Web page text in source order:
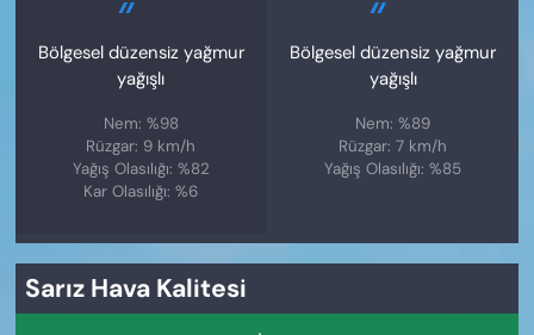
Bölgesel düzensiz yağmur
yağışlı
Nem: %98
Rüzgar: 9 km/h
Yağış Olasılığı: %82
Kar Olasılığı: %6
Bölgesel düzensiz yağmur
yağışlı
Nem: %89
Rüzgar: 7 km/h
Yağış Olasılığı: %85
Sarız Hava Kalitesi